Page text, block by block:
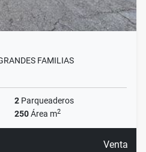
FAMILIAS
2 Parqueaderos
250Área m2
Venta